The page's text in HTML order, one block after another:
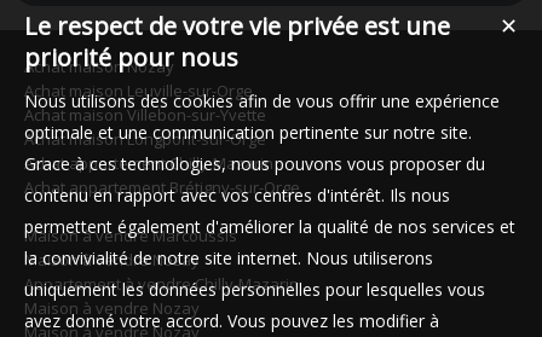
Achat maison Nozay
Achat maison Leuville-sur-Orge
Achat maison Villebon-sur-Yvette
Achat maison Longpont-sur-Orge
Achat appartement Chilly-Mazarin
Achat appartement Brétigny-sur-Orge
Maison à vendre Marcoussis
Maison à vendre Nozay
Appartement à vendre Chilly-Mazarin
Maison à vendre Nozay
Maison à vendre Nozay
✕
Le respect de votre vie privée est une
priorité pour nous
Nous utilisons des cookies afin de vous offrir une expérience
optimale et une communication pertinente sur notre site.
Grace à ces technologies, nous pouvons vous proposer du
contenu en rapport avec vos centres d'intérêt. Ils nous
permettent également d'améliorer la qualité de nos services et
la convivialité de notre site internet. Nous utiliserons
uniquement les données personnelles pour lesquelles vous
avez donné votre accord. Vous pouvez les modifier à